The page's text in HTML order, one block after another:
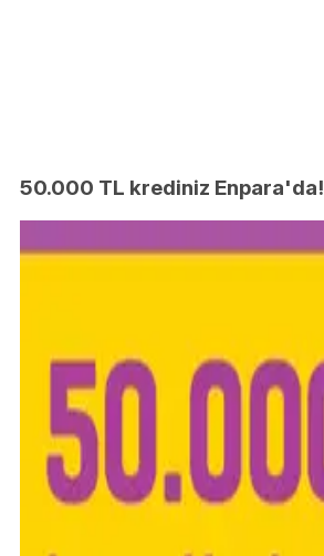
50.000 TL krediniz Enpara'da!